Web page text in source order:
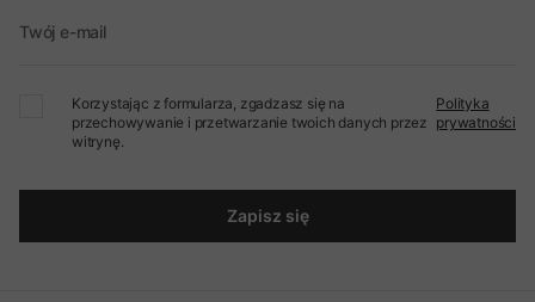
Twój e-mail
Korzystając z formularza, zgadzasz się na
przechowywanie i przetwarzanie twoich danych przez
witrynę.
Polityka
prywatności
Zapisz się